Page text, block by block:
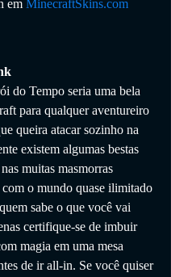
em MinecraftSkins.com
do Tempo seria uma bela
para qualquer aventureiro
queira atacar sozinho na
existem algumas bestas
muitas masmorras
com o mundo quase ilimitado
sabe o que você vai
certifique-se de imbuir
magia em uma mesa
de ir all-in. Se você quiser